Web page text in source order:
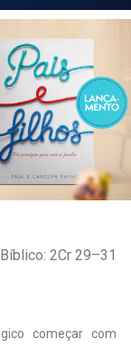
2Cr 29–31
começar com